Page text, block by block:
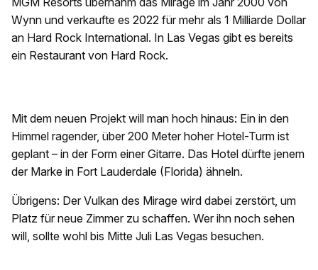
Wynn und verkaufte es 2022 für mehr als 1 Milliarde Dollar
an Hard Rock International. In Las Vegas gibt es bereits
ein Restaurant von Hard Rock.
Mit dem neuen Projekt will man hoch hinaus: Ein in den
Himmel ragender, über 200 Meter hoher Hotel-Turm ist
geplant – in der Form einer Gitarre. Das Hotel dürfte jenem
der Marke in Fort Lauderdale (Florida) ähneln.
Übrigens: Der Vulkan des Mirage wird dabei zerstört, um
Platz für neue Zimmer zu schaffen. Wer ihn noch sehen
will, sollte wohl bis Mitte Juli Las Vegas besuchen.